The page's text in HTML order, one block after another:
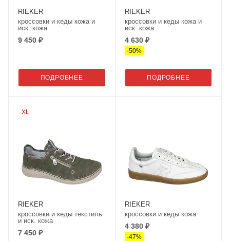
RIEKER
кроссовки и кеды кожа и
иск. кожа
9 450 ₽
ПОДРОБНЕЕ
RIEKER
кроссовки и кеды кожа и
иск. кожа
4 630 ₽
-50%
ПОДРОБНЕЕ
XL
RIEKER
кроссовки и кеды текстиль
и иск. кожа
7 450 ₽
RIEKER
кроссовки и кеды кожа
4 380 ₽
-47%